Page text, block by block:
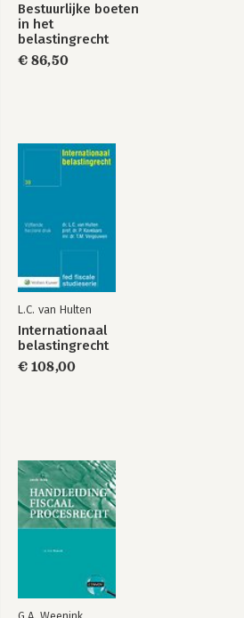
Bestuurlijke boeten
in het
belastingrecht
€ 86,50
L.C. van Hulten
Internationaal
belastingrecht
€ 108,00